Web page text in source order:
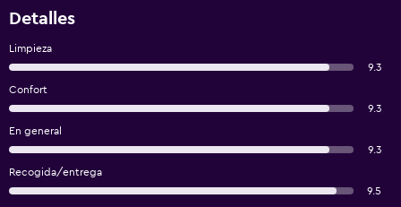
Detalles
Limpieza
9.3
Confort
9.3
En general
9.3
Recogida/entrega
9.5